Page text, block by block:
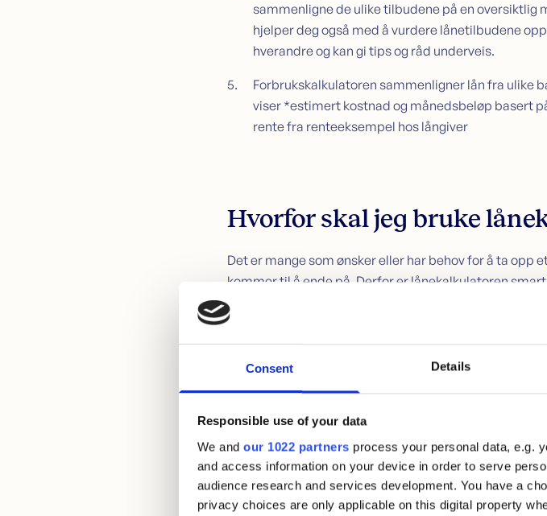
Consent Details
Responsible use of your data
We and our 1022 partners process your personal data, e.g.
and access information on your device in order to serve
audience research and services development. You have a
privacy choices are only applicable on this digital property
sammenligne de ulike tilbudene på en oversiktlig
hjelper deg også med å vurdere lånetilbudene
hverandre og kan gi tips og råd underveis.
Forbrukskalkulatoren sammenligner lån fra ulike
viser *estimert kostnad og månedsbeløp basert
rente fra renteeksempel hos långiver
Hvorfor skal jeg bruke
Det er mange som ønsker eller har behov for å ta opp
kommer til å ende på. Derfor er lånekalkulatoren
enkelt overblikk over det billigste forbrukslånet, og få
til å koste deg månedlig.
Priseksempel på forbrukslån
Kostnaden på forbrukslånet ditt vil variere utfra hvor
priseksempel på et forbrukslån kan se sånn her ut:
Om du låner 25 000 kr over 15 år, koster det 35 923